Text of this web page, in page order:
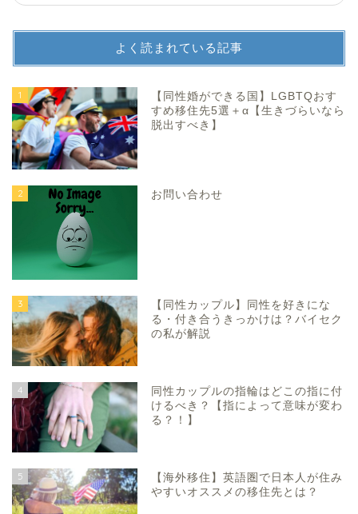
よく読まれている記事
1
【同性婚ができる国】LGBTQおす
すめ移住先5選＋α【生きづらいなら
脱出すべき】
2 お問い合わせ
3
【同性カップル】同性を好きにな
る・付き合うきっかけは？バイセク
の私が解説
4
同性カップルの指輪はどこの指に付
けるべき？【指によって意味が変わ
る？！】
5
【海外移住】英語圏で日本人が住み
やすいオススメの移住先とは？